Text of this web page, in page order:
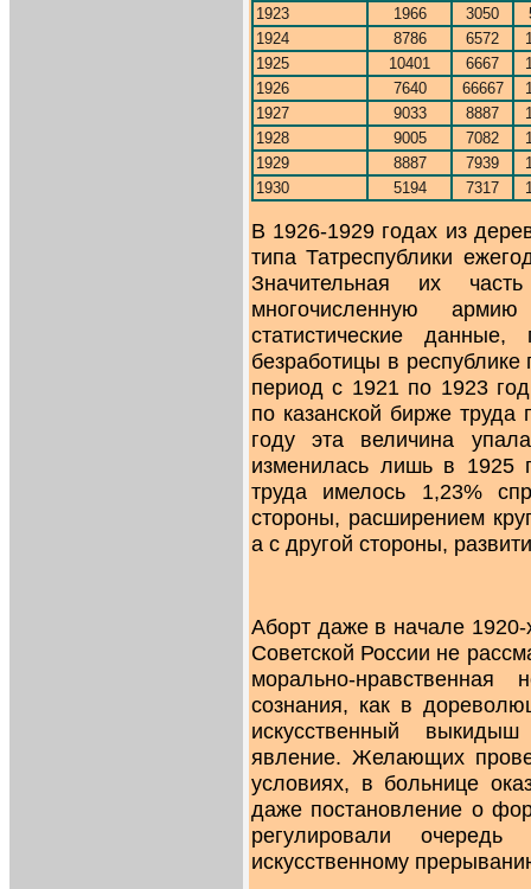
1923
1966 3050
1924
8786 6572
1925
10401 6667
1926
7640 66667
1927
9033 8887
1928
9005 7082
1929
8887 7939
1930
5194 7317
В 1926-1929 годах из
типа Татреспублики
Значительная их
многочисленную
статистические
безработицы в
период с 1921 по 1923
по казанской бирже
году эта величина
изменилась лишь в 1925
труда имелось 1,23%
стороны, расширением
а с другой стороны,
Аборт даже в начале
Советской России не
морально-
сознания, как в
искусственный
явление. Желающих
условиях, в больнице
даже постановление о
регулировали
искусственному